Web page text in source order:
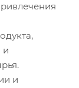
и
и